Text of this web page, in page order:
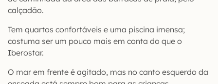
calçadão.
Tem quartos confortáveis e uma piscina imensa;
costuma ser um pouco mais em conta do que o
Iberostar.
O mar em frente é agitado, mas no canto esquerdo da